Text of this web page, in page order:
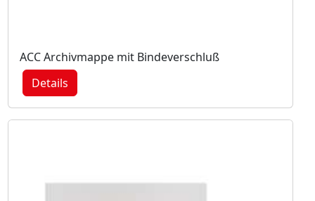
ACC Archivmappe mit Bindeverschluß
Details